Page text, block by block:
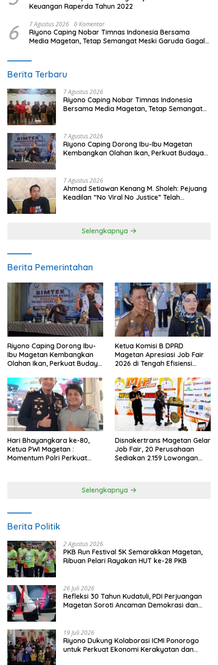
Keuangan Raperda Tahun 2022
6 7 Agustus 2026 0 Komentar
Riyono Caping Nobar Timnas Indonesia Bersama
Media Magetan, Tetap Semangat Meski Garuda Gagal
Berita Terbaru
7 Agustus 2026
Riyono Caping Nobar Timnas Indonesia
Bersama Media Magetan, Tetap Semangat
7 Agustus 2026
Riyono Caping Dorong Ibu-Ibu Magetan
Kembangkan Olahan Ikan, Perkuat Budaya
7 Agustus 2026
Ahmad Setiawan Kenang M. Sholeh: Pejuang
Keadilan “No Viral No Justice” Telah
Selengkapnya
Berita Pemerintahan
Riyono Caping Dorong Ibu-
Ibu Magetan Kembangkan
Olahan Ikan, Perkuat Budaya
Ketua Komisi B DPRD
Magetan Apresiasi Job Fair
2026 di Tengah Efisiensi
Hari Bhayangkara ke-80,
Ketua PWI Magetan :
Momentum Polri Perkuat
Disnakertrans Magetan Gelar
Job Fair, 20 Perusahaan
Sediakan 2.159 Lowongan
Selengkapnya
Berita Politik
2 Agustus 2026
PKB Run Festival 5K Semarakkan Magetan,
Ribuan Pelari Rayakan HUT ke-28 PKB
26 Juli 2026
Refleksi 30 Tahun Kudatuli, PDI Perjuangan
Magetan Soroti Ancaman Demokrasi dan
19 Juli 2026
Riyono Dukung Kolaborasi ICMI Ponorogo
untuk Perkuat Ekonomi Kerakyatan dan